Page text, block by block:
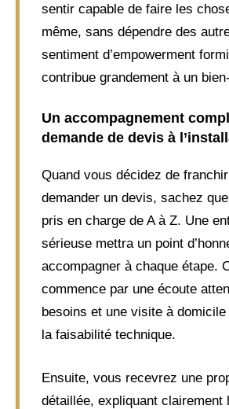
sentir capable de faire les
même, sans dépendre des
sentiment d’empowerment
contribue grandement à un
Un accompagnement
demande de devis à
Quand vous décidez de
demander un devis, sachez
pris en charge de A à Z. Une
sérieuse mettra un point
accompagner à chaque étape.
commence par une écoute
besoins et une visite à
la faisabilité technique.
Ensuite, vous recevrez une
détaillée, expliquant clairement